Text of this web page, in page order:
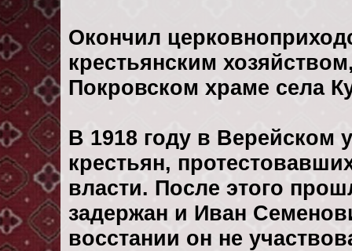
Окончил
крестьянским
Покровском храме села
В 1918 году в Верейском
крестьян,
власти. После этого
задержан и Иван
восстании он не